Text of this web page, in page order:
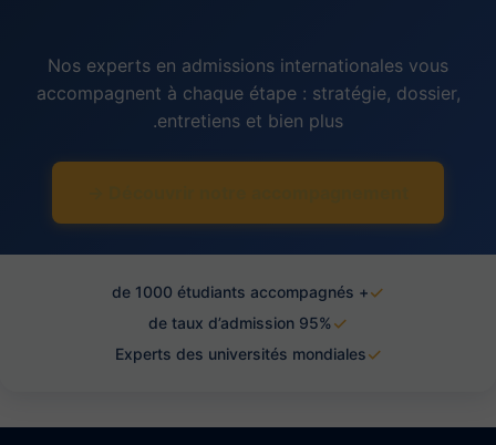
Nos experts en admissions internationales vous
accompagnent à chaque étape : stratégie, dossier,
entretiens et bien plus.
+ de 1000 étudiants accompagnés
95% de taux d’admission
Experts des universités mondiales